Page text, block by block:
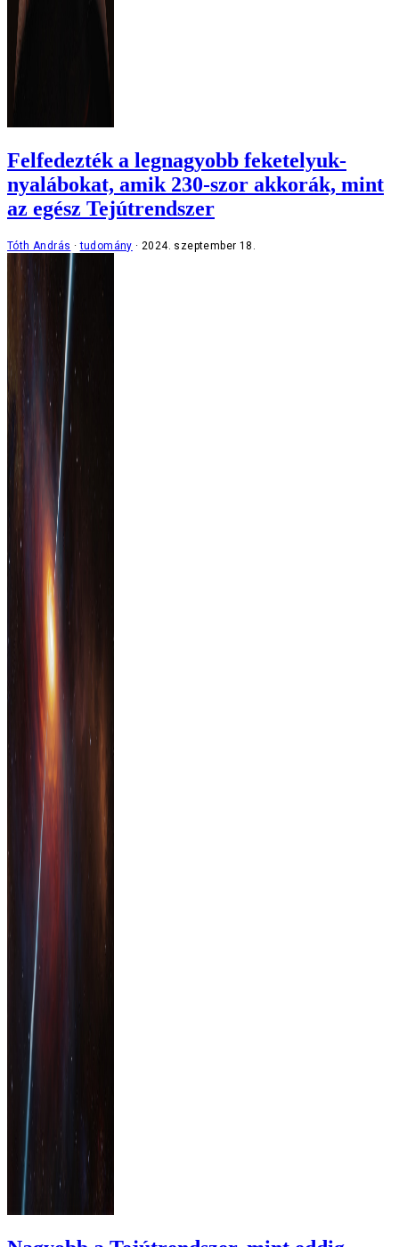
Felfedezték a legnagyobb feketelyuk-
nyalábokat, amik 230-szor akkorák, mint
az egész Tejútrendszer
Tóth András tudomány 2024. szeptember 18.